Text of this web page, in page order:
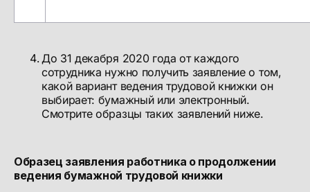
До 31 декабря 2020 года от каждого
сотрудника нужно получить заявление о том,
какой вариант ведения трудовой книжки он
выбирает: бумажный или электронный.
Смотрите образцы таких заявлений ниже.
Образец заявления работника о продолжении
ведения бумажной трудовой книжки